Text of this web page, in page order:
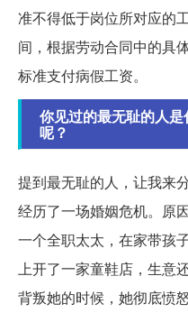
准不得低于岗位所对应的
间，根据劳动合同中的具
标准支付病假工资。
你见过的最无耻的人
呢？
提到最无耻的人，让我来
经历了一场婚姻危机。原
一个全职太太，在家带孩
上开了一家童鞋店，生意
背叛她的时候，她彻底愤怒